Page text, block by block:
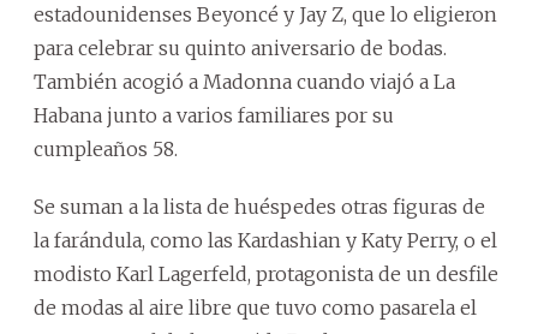
estadounidenses Beyoncé y Jay Z, que lo eligieron
para celebrar su quinto aniversario de bodas.
También acogió a Madonna cuando viajó a La
Habana junto a varios familiares por su
cumpleaños 58.
Se suman a la lista de huéspedes otras figuras de
la farándula, como las Kardashian y Katy Perry, o el
modisto Karl Lagerfeld, protagonista de un desfile
de modas al aire libre que tuvo como pasarela el